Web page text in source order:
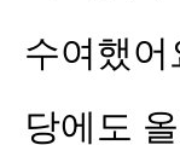
수여했
당에도